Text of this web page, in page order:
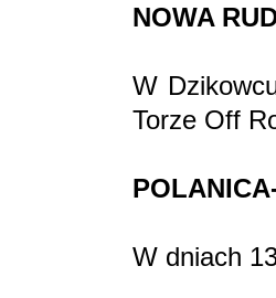
NOWA
W
Torze Off
W dniach